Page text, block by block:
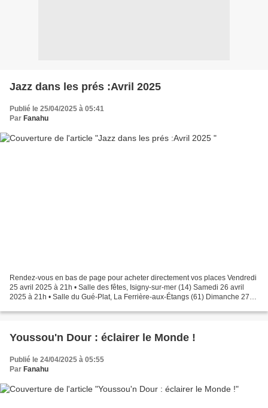
Jazz dans les prés :Avril 2025
Publié le 25/04/2025 à 05:41
Par Fanahu
Rendez-vous en bas de page pour acheter directement vos places Vendredi
25 avril 2025 à 21h • Salle des fêtes, Isigny-sur-mer (14) Samedi 26 avril
2025 à 21h • Salle du Gué-Plat, La Ferrière-aux-Étangs (61) Dimanche 27
Youssou'n Dour : éclairer le Monde !
Publié le 24/04/2025 à 05:55
Par Fanahu